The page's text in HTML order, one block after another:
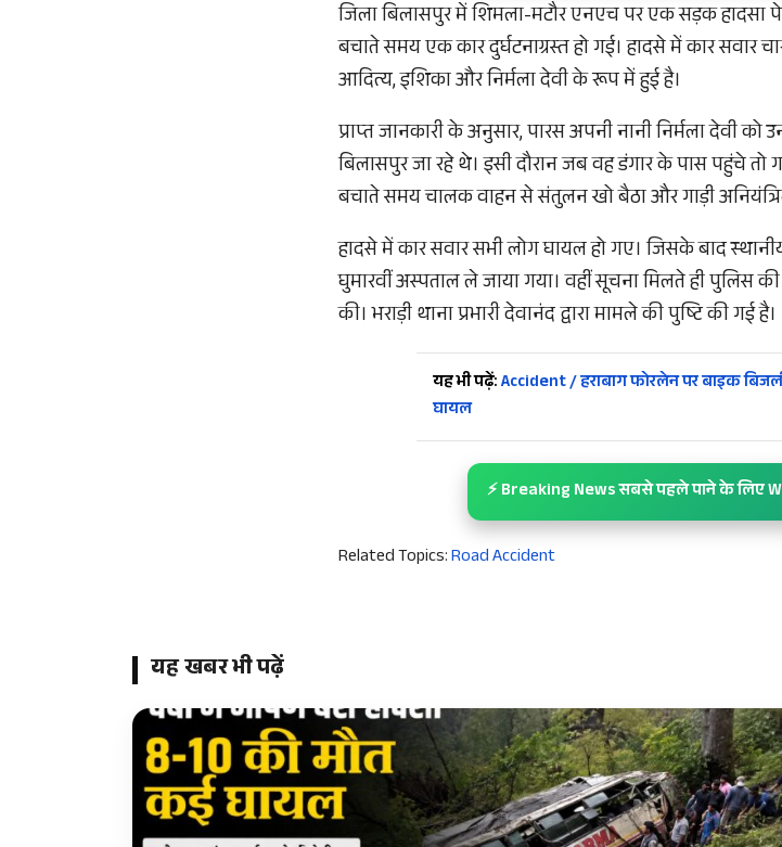
जिला बिलासपुर में शिमला-मटौर एनएच पर एक सड़क
बचाते समय एक कार दुर्घटनाग्रस्त हो गई। हादसे में कार सवार
आदित्य, इशिका और निर्मला देवी के रूप में हुई है।
प्राप्त जानकारी के अनुसार, पारस अपनी नानी निर्मला देवी
बिलासपुर जा रहे थे। इसी दौरान जब वह डंगार के पास पहुंचे
बचाते समय चालक वाहन से संतुलन खो बैठा और गाड़ी
हादसे में कार सवार सभी लोग घायल हो गए। जिसके बाद
घुमारवीं अस्पताल ले जाया गया। वहीं सूचना मिलते ही
की। भराड़ी थाना प्रभारी देवानंद द्वारा मामले की पुष्टि की गई है।
यह भी पढ़ें:Accident / हराबाग फोरलेन पर बाइक
घायल
⚡ Breaking News सबसे पहले पाने के लिए
Related Topics:Road Accident
यह खबर भी पढ़ें